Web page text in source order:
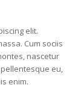
elit.
Cum sociis
nascetur
eu,
enim.